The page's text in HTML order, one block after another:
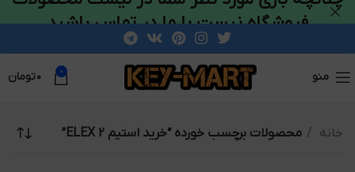
منو 0 ۰تومان
خانه محصولات برچسب خورده “خرید استیم ELEX 2”
فروشگاه نیست با ما در تماس باشید